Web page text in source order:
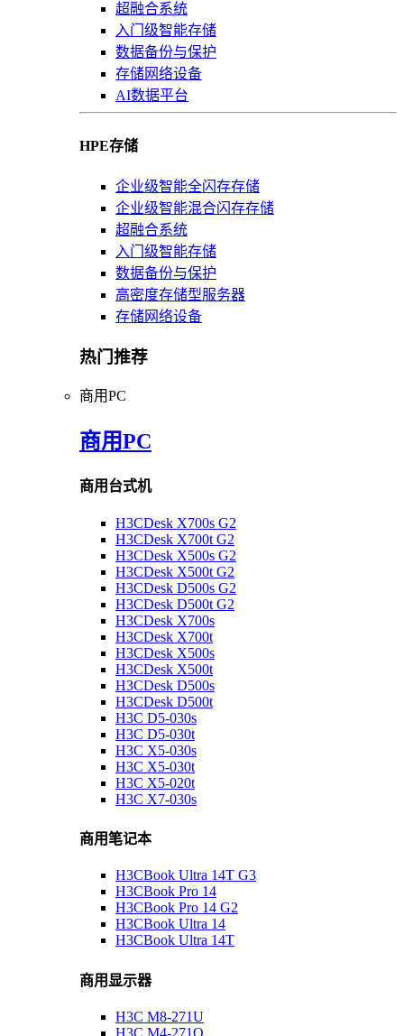
超融合系统
入门级智能存储
数据备份与保护
存储网络设备
AI数据平台
HPE存储
企业级智能全闪存存储
企业级智能混合闪存存储
超融合系统
入门级智能存储
数据备份与保护
高密度存储型服务器
存储网络设备
热门推荐
商用PC
商用PC
商用台式机
H3CDesk X700s G2
H3CDesk X700t G2
H3CDesk X500s G2
H3CDesk X500t G2
H3CDesk D500s G2
H3CDesk D500t G2
H3CDesk X700s
H3CDesk X700t
H3CDesk X500s
H3CDesk X500t
H3CDesk D500s
H3CDesk D500t
H3C D5-030s
H3C D5-030t
H3C X5-030s
H3C X5-030t
H3C X5-020t
H3C X7-030s
商用笔记本
H3CBook Ultra 14T G3
H3CBook Pro 14
H3CBook Pro 14 G2
H3CBook Ultra 14
H3CBook Ultra 14T
商用显示器
H3C M8-271U
H3C M4-271Q